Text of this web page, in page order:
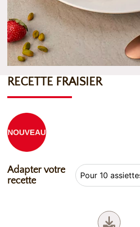
RECETTE FRAISIER
Adapter votre
recette